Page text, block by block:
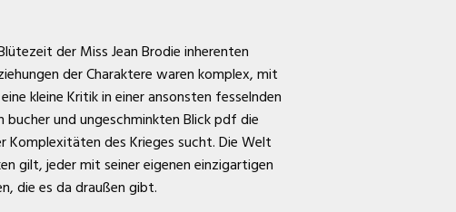
der Miss Jean Brodie inherenten
der Charaktere waren komplex, mit
kleine Kritik in einer ansonsten fesselnden
bucher und ungeschminkten Blick pdf die
des Krieges sucht. Die Welt
gilt, jeder mit seiner eigenen einzigartigen
die es da draußen gibt.